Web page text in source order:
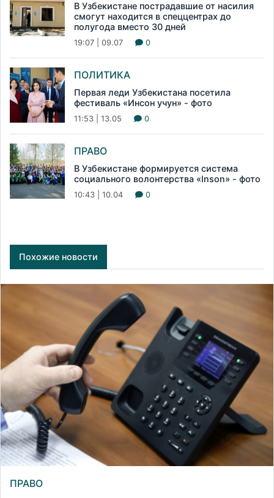
В Узбекистане пострадавшие от насилия
смогут находится в спеццентрах до
полугода вместо 30 дней
19:07 | 09.07 0
ПОЛИТИКА
Первая леди Узбекистана посетила
фестиваль «Инсон учун» - фото
11:53 | 13.05 0
ПРАВО
В Узбекистане формируется система
социального волонтерства «Inson» - фото
10:43 | 10.04 0
Похожие новости
ПРАВО